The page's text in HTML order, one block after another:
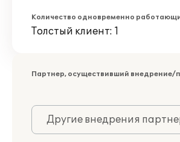
Количество одновременно
Толстый клиент: 1
Партнер, осуществивший внедрение/
Другие внедрения